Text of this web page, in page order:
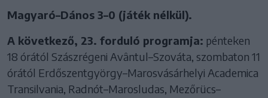
Magyaró–Dános 3–0 (játék nélkül).
A következő, 23. forduló programja: pénteken
18 órától Szászrégeni Avântul–Szováta, szombaton 11
órától Erdőszentgyörgy–Marosvásárhelyi Academica
Transilvania, Radnót–Marosludas, Mezőrücs–